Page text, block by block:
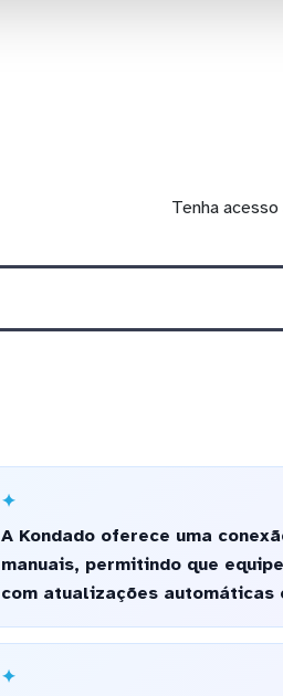
Tenha
A Kondado oferece uma
manuais, permitindo que
com atualizações automáticas